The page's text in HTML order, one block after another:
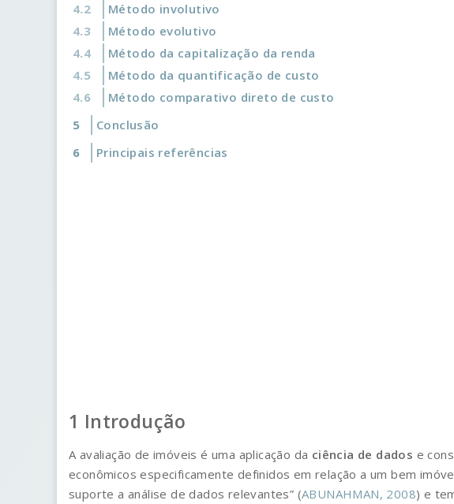
Método involutivo
Método evolutivo
Método da capitalização da renda
Método da quantificação de custo
Método comparativo direto de custo
Conclusão
Principais referências
Introdução
A avaliação de imóveis é uma aplicação da ciência de dados e
econômicos especificamente definidos em relação a um bem
suporte a análise de dados relevantes” (ABUNAHMAN, 2008) e